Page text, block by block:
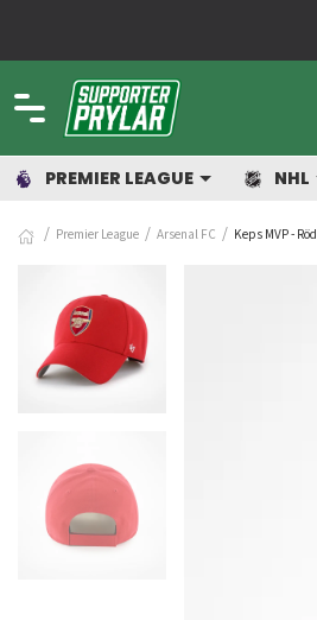
PREMIER LEAGUE NHL
Premier League Arsenal FC Keps MVP - Röd